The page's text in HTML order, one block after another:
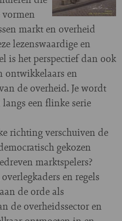
markt en overheid
lezenswaardige en
is het perspectief dan ook
ontwikkelaars en
de overheid. Je wordt
een flinke serie
richting verschuiven de
gekozen
marktspelers?
en regels
de orde als
de overheidssector en